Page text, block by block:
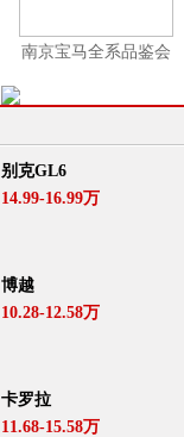
南京宝马全系品鉴会
别克GL6
14.99-16.99万
博越
10.28-12.58万
卡罗拉
11.68-15.58万